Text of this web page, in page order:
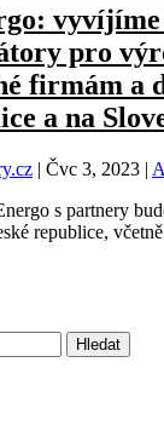
pro
firmám a
a na
| Čvc 3, 2023 |
s partnery
republice,